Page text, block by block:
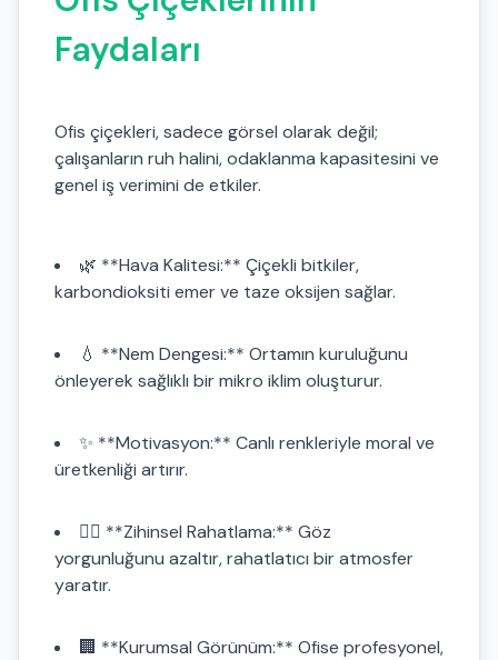
Faydaları
Ofis çiçekleri, sadece görsel olarak değil;
çalışanların ruh halini, odaklanma kapasitesini ve
genel iş verimini de etkiler.
🌿 **Hava Kalitesi:** Çiçekli bitkiler,
karbondioksiti emer ve taze oksijen sağlar.
💧 **Nem Dengesi:** Ortamın kuruluğunu
önleyerek sağlıklı bir mikro iklim oluşturur.
✨ **Motivasyon:** Canlı renkleriyle moral ve
üretkenliği artırır.
🧘‍♀️ **Zihinsel Rahatlama:** Göz
yorgunluğunu azaltır, rahatlatıcı bir atmosfer
yaratır.
🏢 **Kurumsal Görünüm:** Ofise profesyonel,